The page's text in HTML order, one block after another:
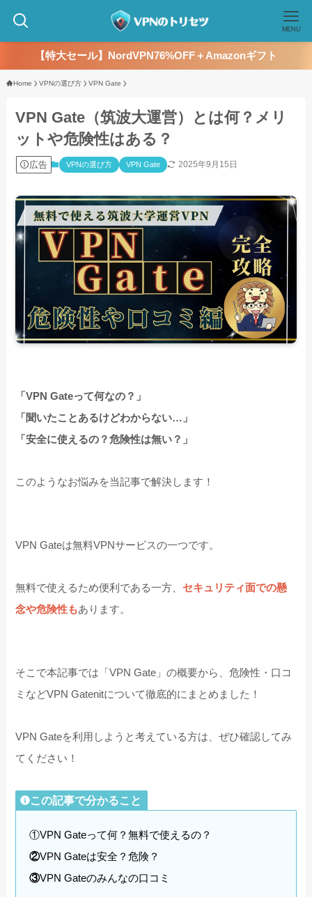
MENU
【特大セール】NordVPN76%OFF＋Amazonギフト
Home VPNの選び方 VPN Gate
VPN Gate（筑波大運営）とは何？メリ
ットや危険性はある？
広告 VPNの選び方 VPN Gate 2025年9月15日
「VPN Gateって何なの？」
「聞いたことあるけどわからない…」
「安全に使えるの？危険性は無い？」
このようなお悩みを当記事で解決します！
VPN Gateは無料VPNサービスの一つです。
無料で使えるため便利である一方、 セキュリティ面での懸
念や危険性もあります。
そこで本記事では「VPN Gate」の概要から、危険性・口コ
ミなどVPN Gatenitについて徹底的にまとめました！
VPN Gateを利用しようと考えている方は、ぜひ確認してみ
てください！
この記事で分かること
①VPN Gateって何？無料で使えるの？
②VPN Gateは安全？危険？
③VPN Gateのみんなの口コミ